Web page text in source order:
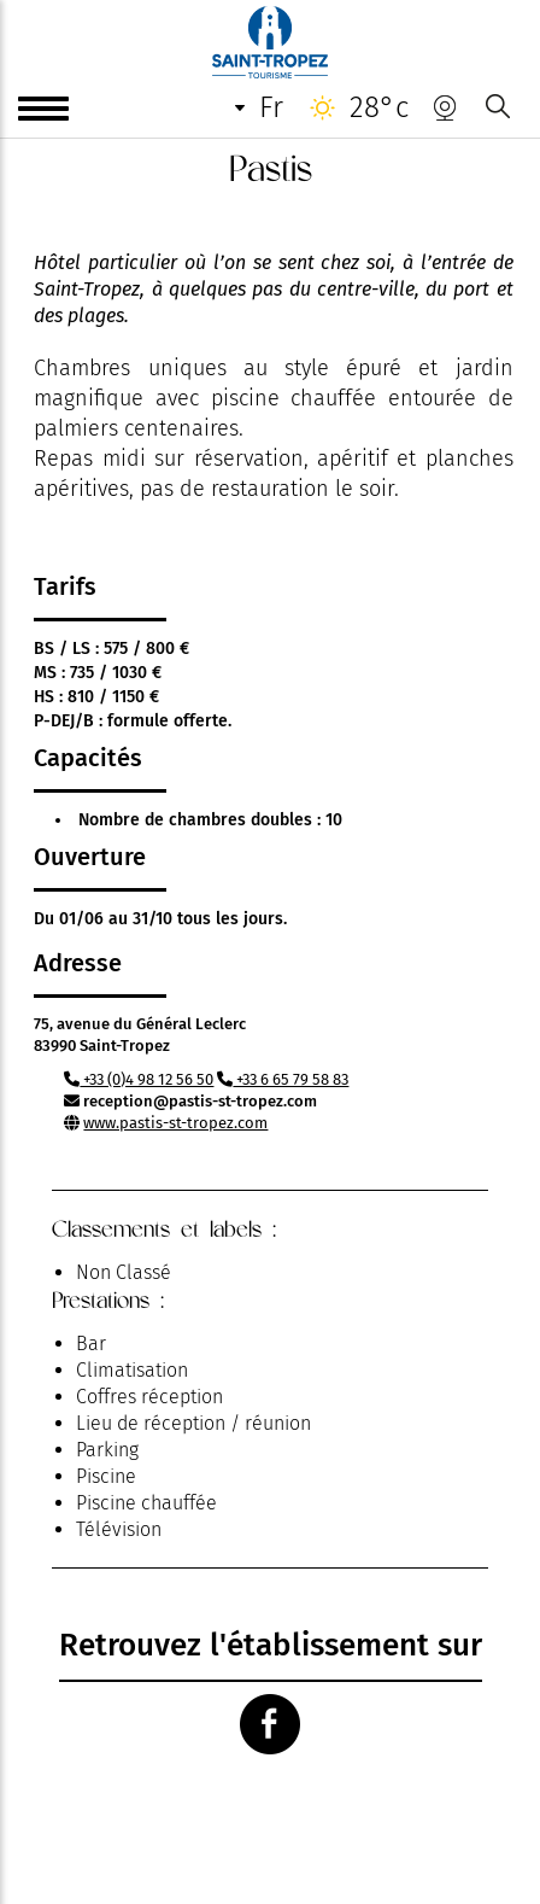
fr 28°c
Pastis
Hôtel particulier où l’on se sent chez soi, à l’entrée de
Saint-Tropez, à quelques pas du centre-ville, du port et
des plages.
Chambres uniques au style épuré et jardin
magnifique avec piscine chauffée entourée de
palmiers centenaires.
Repas midi sur réservation, apéritif et planches
apéritives, pas de restauration le soir.
Tarifs
BS / LS : 575 / 800 €
MS : 735 / 1030 €
HS : 810 / 1150 €
P-DEJ/B : formule offerte.
Capacités
Nombre de chambres doubles : 10
Ouverture
Du 01/06 au 31/10 tous les jours.
Adresse
75, avenue du Général Leclerc
83990 Saint-Tropez
+33 (0)4 98 12 56 50
+33 6 65 79 58 83
reception@pastis-st-tropez.com
www.pastis-st-tropez.com
Classements et labels :
Non Classé
Prestations :
Bar
Climatisation
Coffres réception
Lieu de réception / réunion
Parking
Piscine
Piscine chauffée
Télévision
Retrouvez l'établissement sur